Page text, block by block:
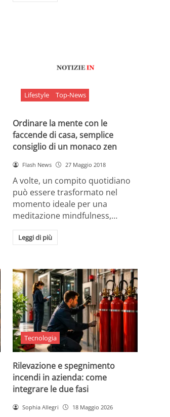
Lifestyle Top-News
Ordinare la mente con le
faccende di casa, semplice
consiglio di un monaco zen
Flash News 27 Maggio 2018
A volte, un compito quotidiano
può essere trasformato nel
momento ideale per una
meditazione mindfulness,…
Leggi di più
Tecnologia
Rilevazione e spegnimento
incendi in azienda: come
integrare le due fasi
Sophia Allegri 18 Maggio 2026